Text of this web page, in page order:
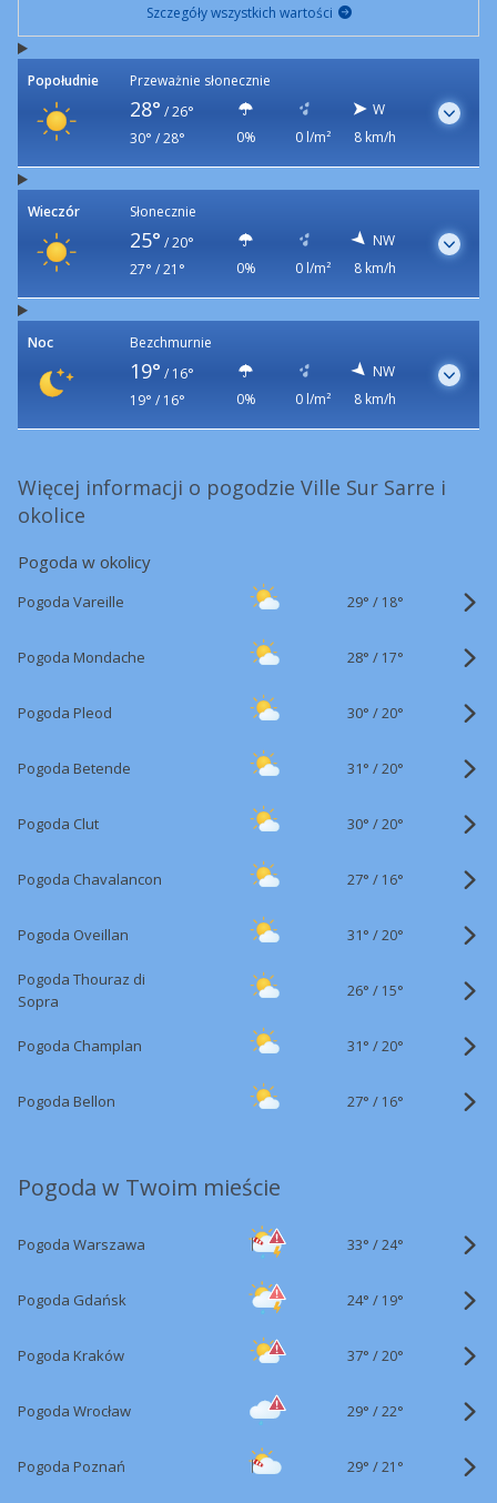
Szczegóły wszystkich wartości
Popołudnie Przeważnie słonecznie
28° / 26°
30° / 28°
0% 0 l/m²
W
8 km/h
Wieczór Słonecznie
25° / 20°
27° / 21°
0% 0 l/m²
NW
8 km/h
Noc Bezchmurnie
19° / 16°
19° / 16°
0% 0 l/m²
NW
8 km/h
Więcej informacji o pogodzie Ville Sur Sarre i
okolice
Pogoda w okolicy
Pogoda Vareille 29° / 18°
Pogoda Mondache 28° / 17°
Pogoda Pleod 30° /20°
Pogoda Betende 31° /20°
Pogoda Clut 30° /20°
Pogoda Chavalancon 27° / 16°
Pogoda Oveillan 31° /20°
Pogoda Thouraz di
Sopra
26° / 15°
Pogoda Champlan 31° /20°
Pogoda Bellon 27° / 16°
Pogoda w Twoim mieście
Pogoda Warszawa 33° /24°
Pogoda Gdańsk 24° / 19°
Pogoda Kraków 37° /20°
Pogoda Wrocław 29° /22°
Pogoda Poznań 29° /21°